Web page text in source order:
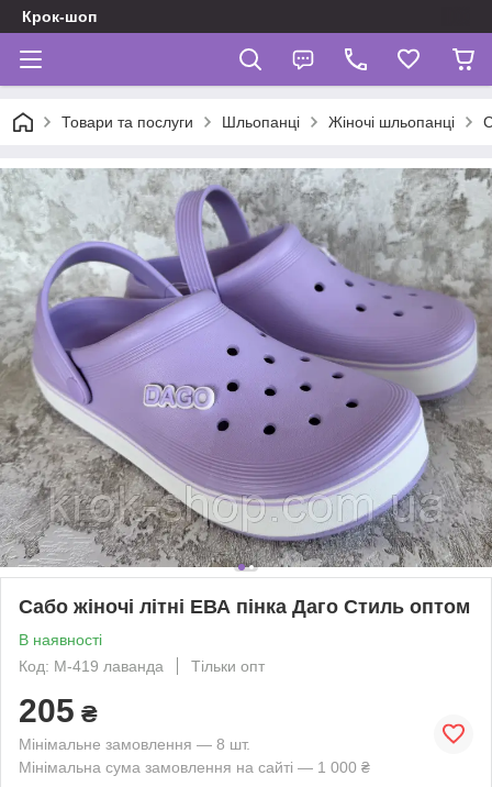
Крок-шоп
Товари та послуги Шльопанці Жіночі шльопанці
Сабо жіночі літні ЕВА пінка Даго Стиль оптом
В наявності
Код: М-419 лаванда
Тільки опт
205 ₴
Мінімальне замовлення — 8 шт.
Мінімальна сума замовлення на сайті — 1 000 ₴